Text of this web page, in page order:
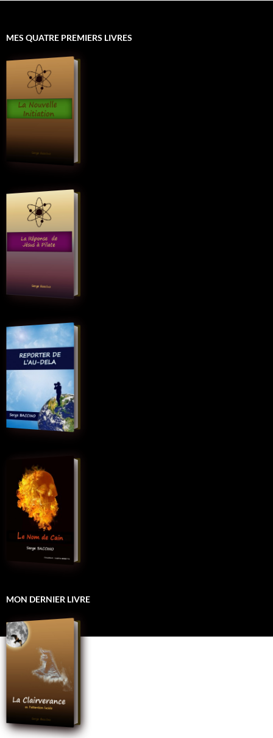
MES QUATRE PREMIERS LIVRES
MON DERNIER LIVRE